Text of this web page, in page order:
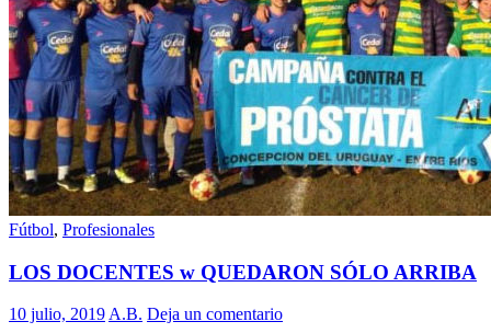
Fútbol, Profesionales
LOS DOCENTES w QUEDARON SÓLO ARRIBA
10 julio, 2019A.B. Deja un comentario